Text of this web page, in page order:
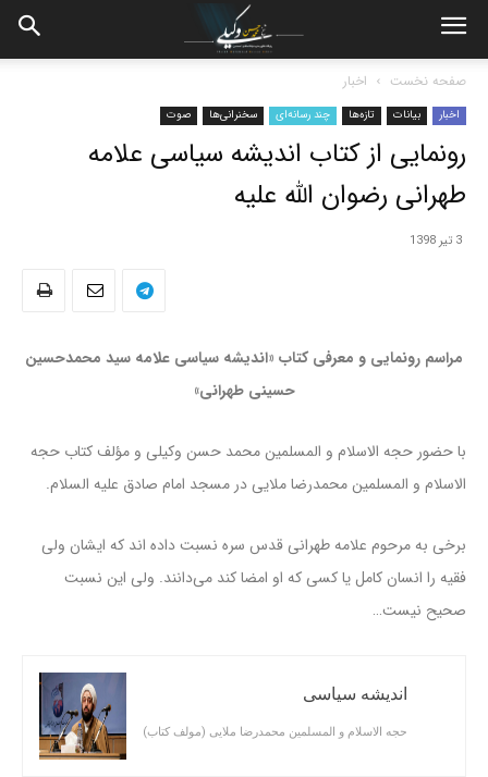
صفحه نخست اخبار
اخبار بیانات تازه‌ها چند رسانه‌ای سخنرانی‌ها صوت
رونمایی از کتاب اندیشه سیاسی علامه
طهرانی رضوان الله علیه
3 تیر 1398
مراسم رونمایی و معرفی کتاب «اندیشه سیاسی علامه سید محمدحسین
حسینی طهرانی»
با حضور حجه الاسلام و المسلمین محمد حسن وکیلی و مؤلف کتاب حجه
الاسلام و المسلمین محمدرضا ملایی در مسجد امام صادق علیه السلام.
برخی به مرحوم علامه طهرانی قدس سره نسبت داده اند که ایشان ولی
فقیه را انسان کامل یا کسی که او امضا کند می‌دانند. ولی این نسبت
صحیح نیست…
اندیشه سیاسی
حجه الاسلام و المسلمین محمدرضا ملایی (مولف کتاب)